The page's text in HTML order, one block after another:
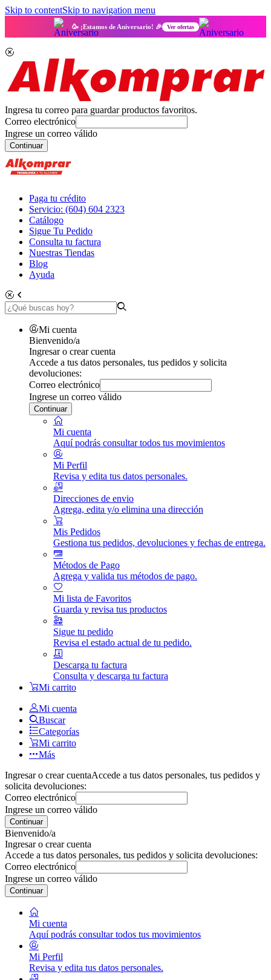
Skip to contentSkip to navigation menu
🥳 ¡Estamos de Aniversario! 🎉 Ver ofertas
Ingresa tu correo para guardar productos favoritos.
Correo electrónico
Ingrese un correo válido
Continuar
Paga tu crédito
Servicio: (604) 604 2323
Catálogo
Sigue Tu Pedido
Consulta tu factura
Nuestras Tiendas
Blog
Ayuda
Mi cuenta
Bienvenido/a
Ingresar o crear cuenta
Accede a tus datos personales, tus pedidos y solicita
devoluciones:
Correo electrónico
Ingrese un correo válido
Continuar
Mi cuenta
Aquí podrás consultar todos tus movimientos
Mi Perfil
Revisa y edita tus datos personales.
Direcciones de envio
Agrega, edita y/o elimina una dirección
Mis Pedidos
Gestiona tus pedidos, devoluciones y fechas de entrega.
Métodos de Pago
Agrega y valida tus métodos de pago.
Mi lista de Favoritos
Guarda y revisa tus productos
Sigue tu pedido
Revisa el estado actual de tu pedido.
Descarga tu factura
Consulta y descarga tu factura
Mi carrito
Mi cuenta
Buscar
Categorías
Mi carrito
Más
Ingresar o crear cuentaAccede a tus datos personales, tus pedidos y
solicita devoluciones:
Correo electrónico
Ingrese un correo válido
Continuar
Bienvenido/a
Ingresar o crear cuenta
Accede a tus datos personales, tus pedidos y solicita devoluciones:
Correo electrónico
Ingrese un correo válido
Continuar
Mi cuenta
Aquí podrás consultar todos tus movimientos
Mi Perfil
Revisa y edita tus datos personales.